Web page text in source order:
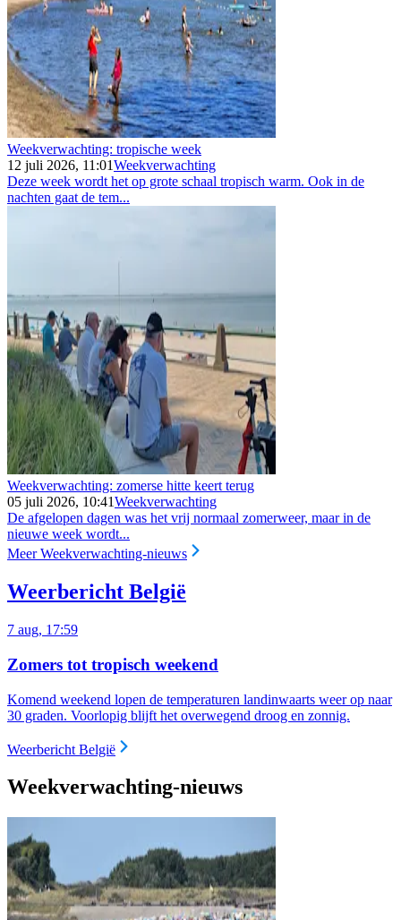
Weekverwachting: tropische week
12 juli 2026, 11:01Weekverwachting
Deze week wordt het op grote schaal tropisch warm. Ook in de
nachten gaat de tem...
Weekverwachting: zomerse hitte keert terug
05 juli 2026, 10:41Weekverwachting
De afgelopen dagen was het vrij normaal zomerweer, maar in de
nieuwe week wordt...
Meer Weekverwachting-nieuws
Weerbericht België
7 aug, 17:59
Zomers tot tropisch weekend
Komend weekend lopen de temperaturen landinwaarts weer op naar
30 graden. Voorlopig blijft het overwegend droog en zonnig.
Weerbericht België
Weekverwachting-nieuws